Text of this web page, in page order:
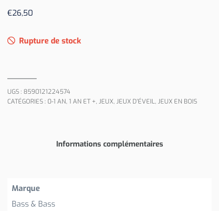
€26,50
Rupture de stock
UGS : 8590121224574
CATÉGORIES : 0-1 AN, 1 AN ET +, JEUX, JEUX D'ÉVEIL, JEUX EN BOIS
Informations complémentaires
Marque
Bass & Bass